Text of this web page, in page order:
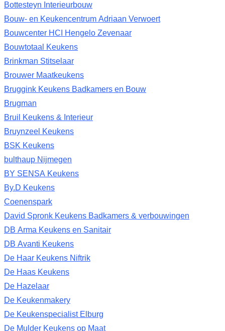
Bottesteyn Interieurbouw
Bouw- en Keukencentrum Adriaan Verwoert
Bouwcenter HCI Hengelo Zevenaar
Bouwtotaal Keukens
Brinkman Stitselaar
Brouwer Maatkeukens
Bruggink Keukens Badkamers en Bouw
Brugman
Bruil Keukens & Interieur
Bruynzeel Keukens
BSK Keukens
bulthaup Nijmegen
BY SENSA Keukens
By.D Keukens
Coenenspark
David Spronk Keukens Badkamers & verbouwingen
DB Arma Keukens en Sanitair
DB Avanti Keukens
De Haar Keukens Niftrik
De Haas Keukens
De Hazelaar
De Keukenmakery
De Keukenspecialist Elburg
De Mulder Keukens op Maat